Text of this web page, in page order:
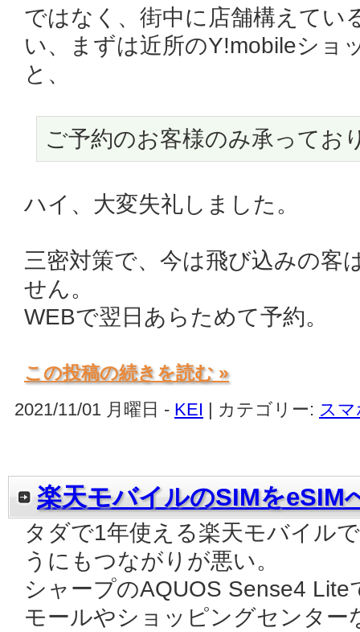
ではなく、街中に店舗構えてい
い、まずは近所のY!mobileショ
と、
ご予約のお客様のみ承ってお
ハイ、大変失礼しました。
三密対策で、今は飛び込みの客
せん。
WEBで翌日あらためて予約。
この投稿の続きを読む »
2021/11/01 月曜日 - KEI | カテゴリー: ス
楽天モバイルのSIMをeSIM
タダで1年使える楽天モバイル
うにもつながりが悪い。
シャープのAQUOS Sense4
モールやショッピングセンタ